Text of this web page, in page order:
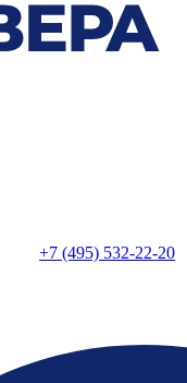
+7 (495) 532-22-20